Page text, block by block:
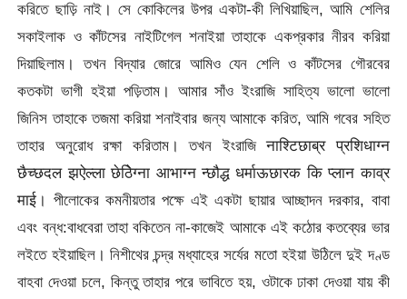
করিতে ছাড়ি নাই। সে কোকিলের উপর একটা-কী লিখিয়াছিল, আমি শেলির
সকাইলাক ও কাঁটসের নাইটিগেল শনাইয়া তাহাকে একপ্রকার নীরব করিয়া
দিয়াছিলাম। তখন বিদ্যার জোরে আমিও যেন শেলি ও কাঁটসের গৌরবের
কতকটা ভাগী হইয়া পড়িতাম। আমার সাঁও ইংরাজি সাহিত্য ভালো ভালো
জিনিস তাহাকে তজমা করিয়া শনাইবার জন্য আমাকে করিত, আমি গবের সহিত
তাহার অনুরোধ রক্ষা করিতাম। তখন ইংরাজি नाश्टिछाब्र प्रशिधाग्न
छैच्छदल झऐल्ला छेठेिग्ना आभाग्न न्छौद्ध धर्माऊछारक कि प्लान काव्र
माई। পীলোকের কমনীয়তার পক্ষে এই একটা ছায়ার আচ্ছাদন দরকার, বাবা
এবং বন্ধ:বাধবেরা তাহা বকিতেন না-কাজেই আমাকে এই কঠোর কতব্যের ভার
লইতে হইয়াছিল। নিশীথের চন্দ্র মধ্যাহের সর্যের মতো হইয়া উঠিলে দুই দণ্ড
বাহবা দেওয়া চলে, কিন্তু তাহার পরে ভাবিতে হয়, ওটাকে ঢাকা দেওয়া যায় কী